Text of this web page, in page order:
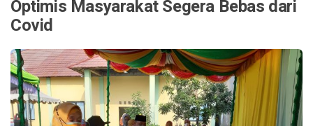
Optimis Masyarakat Segera Bebas dari
Covid